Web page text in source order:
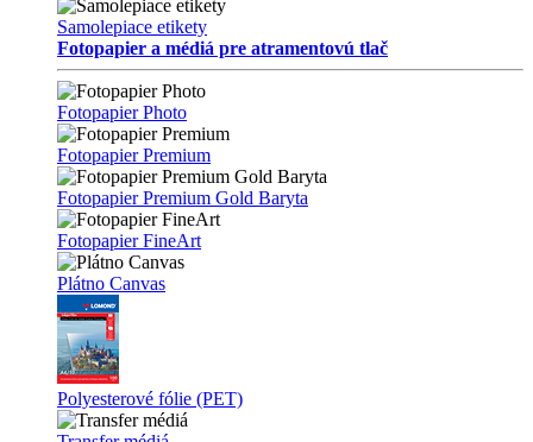
Samolepiace etikety
Fotopapier a médiá pre atramentovú tlač
Fotopapier Photo
Fotopapier Premium
Fotopapier Premium Gold Baryta
Fotopapier FineArt
Plátno Canvas
Polyesterové fólie (PET)